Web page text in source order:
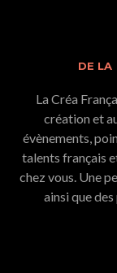
DE LA
La Créa
création et
évènements,
talents français
chez vous. Une
ainsi que